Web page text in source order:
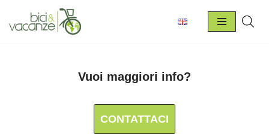
Vai
Vuoi maggiori info?
CONTATTACI